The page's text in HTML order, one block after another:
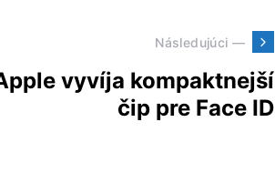
Následujúci —
vyvíja kompaktnejší
čip pre Face ID